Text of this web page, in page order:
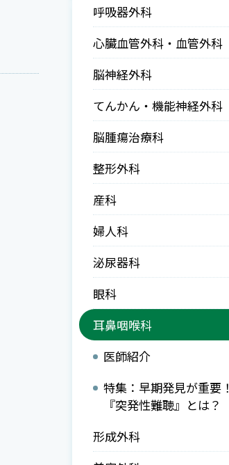
呼吸器外科
心臓血管外科・血管外科
脳神経外科
てんかん・機能神経外科
脳腫瘍治療科
整形外科
産科
婦人科
泌尿器科
眼科
耳鼻咽喉科
医師紹介
特集：早期発見が重要！
『突発性難聴』とは？
形成外科